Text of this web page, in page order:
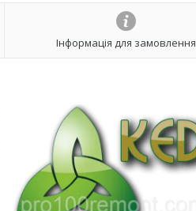
Інформація для замовлення